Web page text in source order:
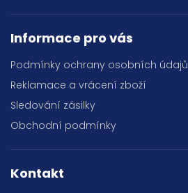
Informace pro vás
Podmínky ochrany osobních údajů
Reklamace a vrácení zboží
Sledování zásilky
Obchodní podmínky
Kontakt